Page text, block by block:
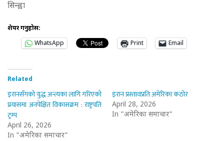
सिन्ह्वा
शेयर गर्नुहोस:
WhatsApp
Print Email
Related
इरानसँगको युद्ध अन्त्यका लागि गरिएको
प्रयासमा अनपेक्षित विकासक्रम : राष्ट्रपति
ट्रम्प
April 26, 2026
In "अमेरिका समाचार"
इरान प्रस्तावप्रति अमेरिका कठोर
April 28, 2026
In "अमेरिका समाचार"